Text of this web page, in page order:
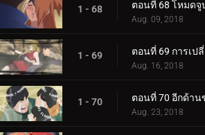
1 - 68
Aug. 09, 2018
1 - 69
Aug. 16, 2018
1 - 70
Aug. 23, 2018